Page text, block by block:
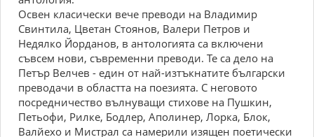
Освен класически вече преводи на Владимир
Свинтила, Цветан Стоянов, Валери Петров и
Недялко Йорданов, в антологията са включени
съвсем нови, съвременни преводи. Те са дело на
Петър Велчев - един от най-изтъкнатите български
преводачи в областта на поезията. С неговото
посредничество вълнуващи стихове на Пушкин,
Петьофи, Рилке, Бодлер, Аполинер, Лорка, Блок,
Валйехо и Мистрал са намерили изящен поетически